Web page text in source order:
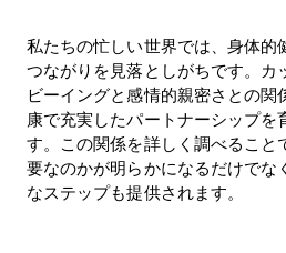
私たちの忙しい世界では、身体的
つながりを見落としがちです。カ
ビーイングと感情的親密さとの関
康で充実したパートナーシップを
す。この関係を詳しく調べること
要なのかが明らかになるだけでな
なステップも提供されます。